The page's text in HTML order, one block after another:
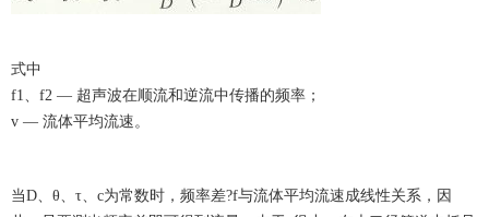
式中
f1、f2 — 超声波在顺流和逆流中传播的频率；
v — 流体平均流速。
当D、θ、τ、c为常数时，频率差?f与流体平均流速成线性关系，因